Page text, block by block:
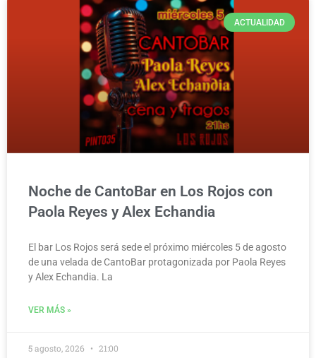
ACTUALIDAD
Noche de CantoBar en Los Rojos con
Paola Reyes y Alex Echandia
El bar Los Rojos será sede el próximo miércoles 5 de agosto
de una velada de CantoBar protagonizada por Paola Reyes
y Alex Echandia. La
VER MÁS »
5 agosto, 2026 21:00